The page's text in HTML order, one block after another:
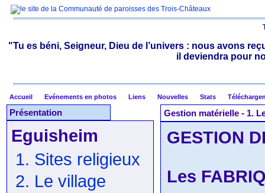
"Tu es béni, Seigneur, Dieu de l’univers : nous avons
il deviendra pour
Accueil Evénements en photos Liens Nouvelles Stats
Présentation
Eguisheim
1. Sites religieux
2. Le village
Gestion matérielle - 1.
GESTION
Les